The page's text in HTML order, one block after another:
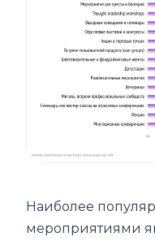
Наиболее
мероприятиями